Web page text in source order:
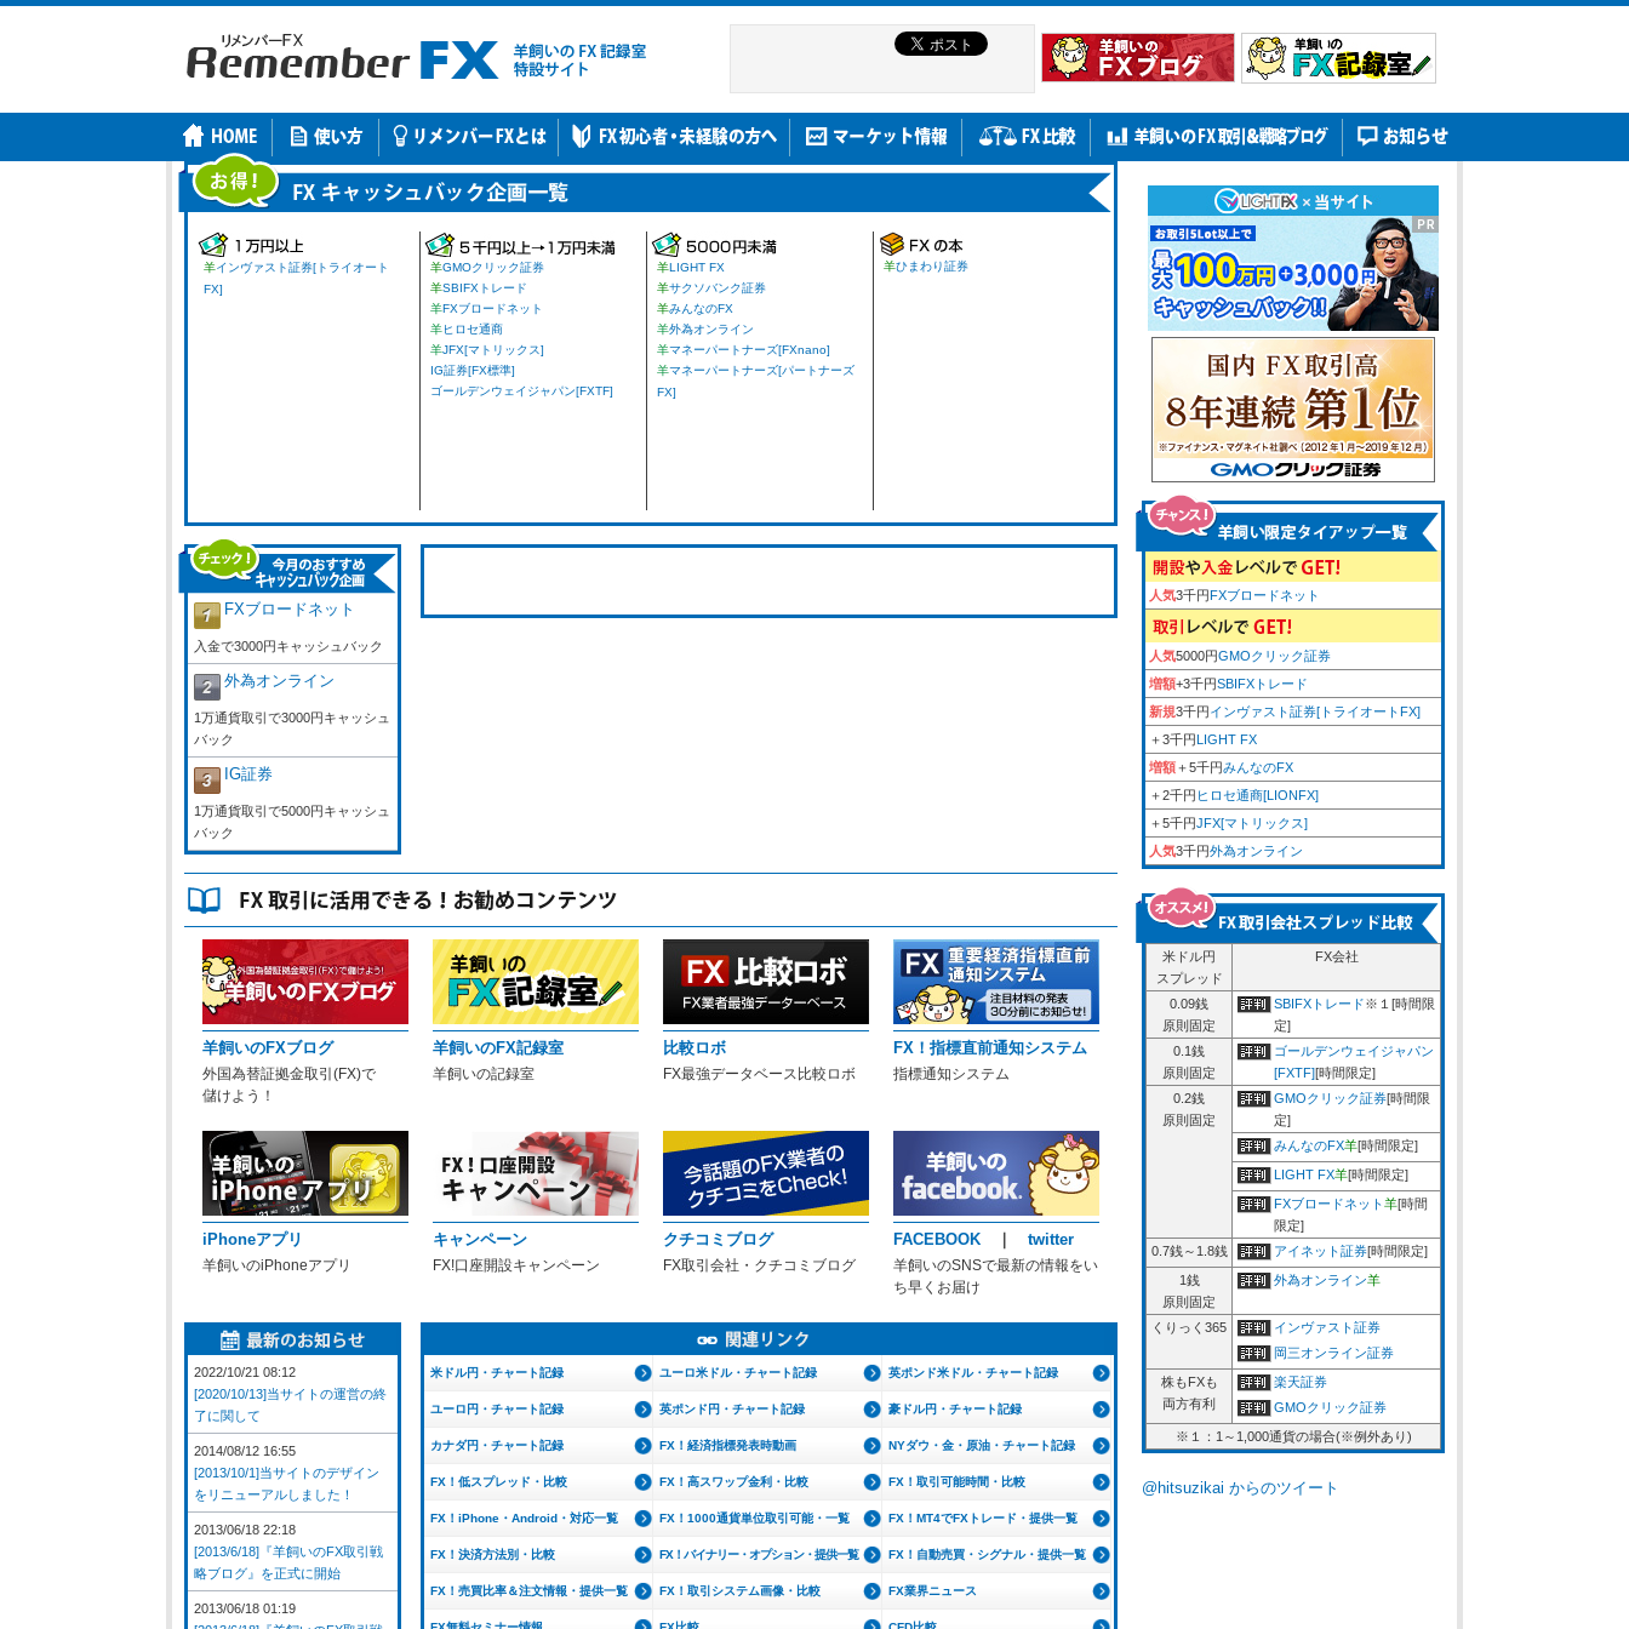
羊インヴァスト証券[トライオート
FX]
羊GMOクリック証券
羊SBIFXトレード
羊FXブロードネット
羊ヒロセ通商
羊JFX[マトリックス]
IG証券[FX標準]
ゴールデンウェイジャパン[FXTF]
羊LIGHT FX
羊サクソバンク証券
羊みんなのFX
羊外為オンライン
羊マネーパートナーズ[FXnano]
羊マネーパートナーズ[パートナーズ
FX]
羊ひまわり証券
FXブロードネット
入金で3000円キャッシュバック
外為オンライン
1万通貨取引で3000円キャッシュ
バック
IG証券
1万通貨取引で5000円キャッシュ
バック
羊飼いのFXブログ
外国為替証拠金取引(FX)で
儲けよう！
羊飼いのFX記録室
羊飼いの記録室
比較ロボ
FX最強データベース比較ロボ
FX！指標直前通知システム
指標通知システム
iPhoneアプリ
羊飼いのiPhoneアプリ
キャンペーン
FX!口座開設キャンペーン
クチコミブログ
FX取引会社・クチコミブログ
FACEBOOK twitter
羊飼いのSNSで最新の情報をい
ち早くお届け
米ドル円・チャート記録 ユーロ米ドル・チャート記録 英ポンド米ドル・チャート記録
ユーロ円・チャート記録 英ポンド円・チャート記録 豪ドル円・チャート記録
カナダ円・チャート記録 FX！経済指標発表時動画 NYダウ・金・原油・チャート記録
FX！低スプレッド・比較 FX！高スワップ金利・比較 FX！取引可能時間・比較
FX！iPhone・Android・対応一覧 FX！1000通貨単位取引可能・一覧 FX！MT4でFXトレード・提供一覧
FX！決済方法別・比較 FX！バイナリー・オプション・提供一覧 FX！自動売買・シグナル・提供一覧
FX！売買比率＆注文情報・提供一覧 FX！取引システム画像・比較 FX業界ニュース
2022/10/21 08:12
[2020/10/13]当サイトの運営の終
了に関して
2014/08/12 16:55
[2013/10/1]当サイトのデザイン
をリニューアルしました！
2013/06/18 22:18
[2013/6/18]『羊飼いのFX取引戦
略ブログ』を正式に開始
2013/06/18 01:19
人気3千円FXブロードネット
人気5000円GMOクリック証券
増額+3千円SBIFXトレード
新規3千円インヴァスト証券[トライオートFX]
＋3千円LIGHT FX
増額＋5千円みんなのFX
＋2千円 ヒロセ通商[LIONFX]
＋5千円JFX[マトリックス]
人気3千円外為オンライン
米ドル円
スプレッド
FX会社
0.09銭
原則固定
SBIFXトレード※１[時間限
定]
0.1銭
原則固定
ゴールデンウェイジャパン
[FXTF][時間限定]
0.2銭
原則固定
GMOクリック証券[時間限
定]
みんなのFX羊[時間限定]
LIGHT FX羊[時間限定]
FXブロードネット羊[時間
限定]
0.7銭～1.8銭
アイネット証券[時間限定]
1銭
原則固定
外為オンライン羊
くりっく365
インヴァスト証券
岡三オンライン証券
株もFXも
両方有利
楽天証券
GMOクリック証券
※１：1～1,000通貨の場合(※例外あり)
@hitsuzikai からのツイート